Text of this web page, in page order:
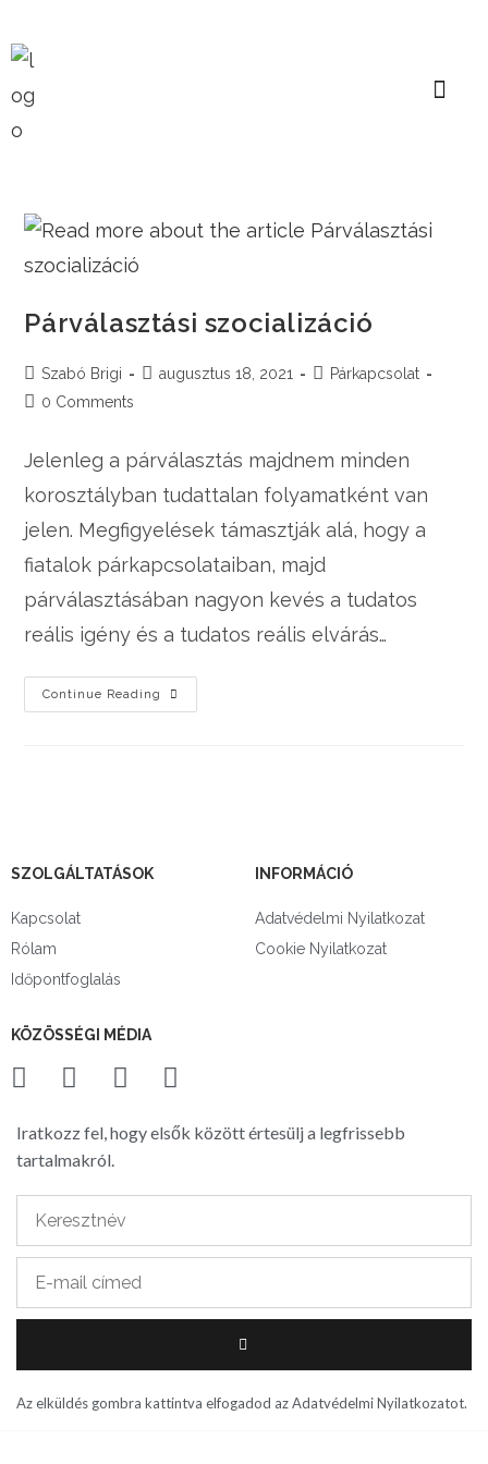
Párválasztási szocializáció
Szabó Brigi augusztus 18, 2021
Párkapcsolat
0 Comments
Jelenleg a párválasztás majdnem minden
korosztályban tudattalan folyamatként van
jelen. Megfigyelések támasztják alá, hogy a
fiatalok párkapcsolataiban, majd
párválasztásában nagyon kevés a tudatos
reális igény és a tudatos reális elvárás…
Continue Reading
SZOLGÁLTATÁSOK
Kapcsolat
Rólam
Időpontfoglalás
INFORMÁCIÓ
Adatvédelmi Nyilatkozat
Cookie Nyilatkozat
KÖZÖSSÉGI MÉDIA
Iratkozz fel, hogy elsők között értesülj a legfrissebb
tartalmakról.
Az elküldés gombra kattintva elfogadod azAdatvédelmi Nyilatkozatot.